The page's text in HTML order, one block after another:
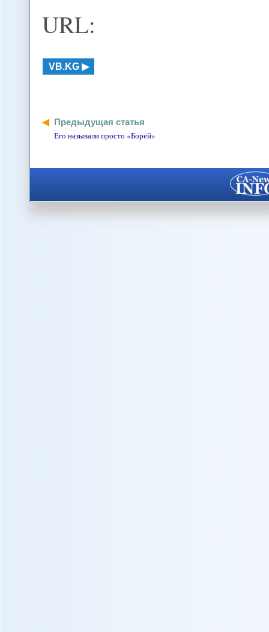
URL:
VB.KG
Предыдущая статья
Его называли просто «Борей»